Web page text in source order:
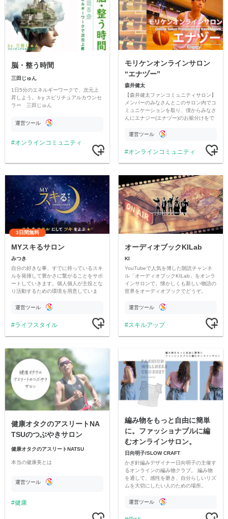
脳・整う時間
三田じゅん
1日5分のエネルギーワークで、次元上
昇しよう。ｂy スピリチュアルカウンセ
ラー 三田じゅん
運営ツール
オンラインコミュニティ
モリケンオンラインサロン
“エナヅー”
森井健太
【森井健太ファンコミュニティサロン】
メンバーのみなさんとこのサロン内でコ
ミュニケーションを取り、僕からみなさ
んにエナジー(エナヅー)のお裾分けをで
お待ちしております！
運営ツール
オンラインコミュニティ
3日間無料
MYスキるサロン
みつき
自分の好きな事、すでに持っているスキ
ルを発揮して豊かさに繋がることをサポ
ートしていきます。個人個人が主役とな
り活動するための環境を用意していま
にない体験型のサロンをお楽しみにくだ
運営ツール
ライフスタイル
オーディオブックKILab
KI
YouTubeで人気を博した朗読チャンネ
ル「オーディオブックKILab」をオンラ
インサロンで。懐かしくも新しい物語の
世界をオーディオブックでどうぞ。
運営ツール
スキルアップ
健康オタクのアスリートNA
TSUのつぶやきサロン
健康オタクのアスリートNATSU
本当の健康美とは
運営ツール
健康
編み物をもっと自由に簡単
に。ファッショナブルに編
むオンラインサロン。
日向明子/SLOW CRAFT
かぎ針編みデザイナー日向明子の主催す
るオンラインの編み物クラブ。 編み物
を通して、感性を磨き、自分らしいリズ
ムを大切にしたい人のための場所。
運営ツール